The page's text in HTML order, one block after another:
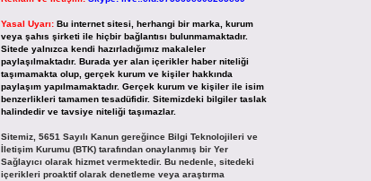
Yasal Uyarı: Bu internet sitesi, herhangi bir marka, kurum
veya şahıs şirketi ile hiçbir bağlantısı bulunmamaktadır.
Sitede yalnızca kendi hazırladığımız makaleler
paylaşılmaktadır. Burada yer alan içerikler haber niteliği
taşımamakta olup, gerçek kurum ve kişiler hakkında
paylaşım yapılmamaktadır. Gerçek kurum ve kişiler ile isim
benzerlikleri tamamen tesadüfidir. Sitemizdeki bilgiler taslak
halindedir ve tavsiye niteliği taşımazlar.
Sitemiz, 5651 Sayılı Kanun gereğince Bilgi Teknolojileri ve
İletişim Kurumu (BTK) tarafından onaylanmış bir Yer
Sağlayıcı olarak hizmet vermektedir. Bu nedenle, sitedeki
içerikleri proaktif olarak denetleme veya araştırma